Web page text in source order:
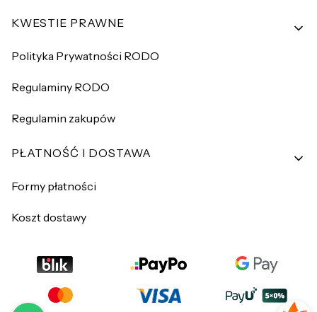
KWESTIE PRAWNE
Polityka Prywatności RODO
Regulaminy RODO
Regulamin zakupów
PŁATNOŚĆ I DOSTAWA
Formy płatności
Koszt dostawy